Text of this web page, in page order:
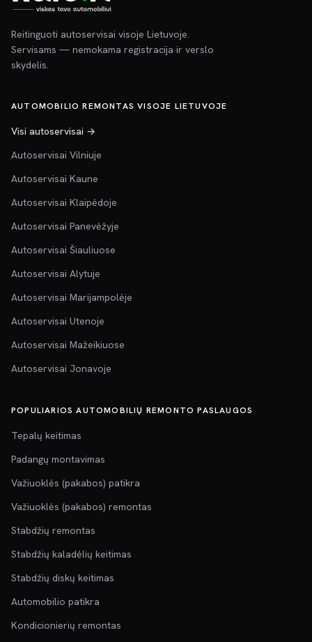
Reitinguoti autoservisai visoje Lietuvoje.
Servisams — nemokama registracija ir verslo
skydelis.
AUTOMOBILIO REMONTAS VISOJE LIETUVOJE
Visi autoservisai →
Autoservisai Vilniuje
Autoservisai Kaune
Autoservisai Klaipėdoje
Autoservisai Panevėžyje
Autoservisai Šiauliuose
Autoservisai Alytuje
Autoservisai Marijampolėje
Autoservisai Utenoje
Autoservisai Mažeikiuose
Autoservisai Jonavoje
POPULIARIOS AUTOMOBILIŲ REMONTO PASLAUGOS
Tepalų keitimas
Padangų montavimas
Važiuoklės (pakabos) patikra
Važiuoklės (pakabos) remontas
Stabdžių remontas
Stabdžių kaladėlių keitimas
Stabdžių diskų keitimas
Automobilio patikra
Kondicionierių remontas